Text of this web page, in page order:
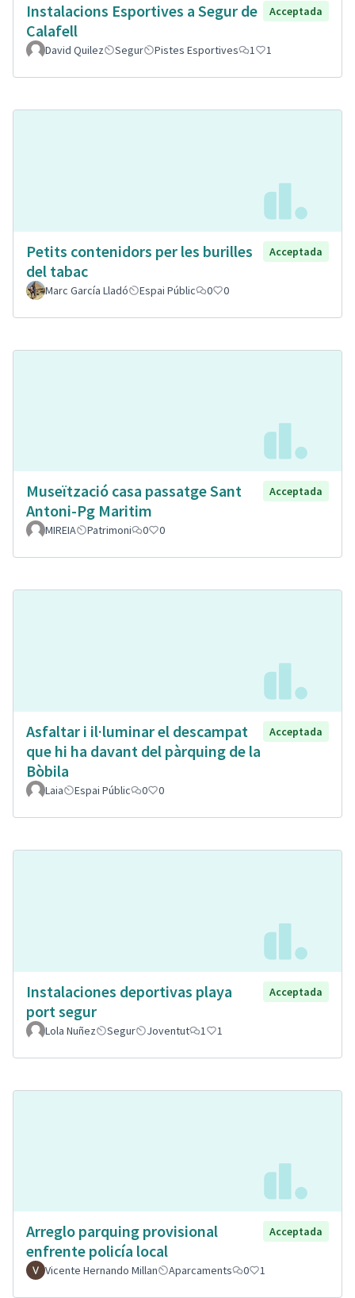
Instalacions Esportives a Segur de
Calafell
Acceptada
David Quilez Segur Pistes Esportives 1 1
Petits contenidors per les burilles
del tabac
Acceptada
Marc García Lladó Espai Públic 0 0
Museïtzació casa passatge Sant
Antoni-Pg Maritim
Acceptada
MIREIA Patrimoni 0 0
Asfaltar i il·luminar el descampat
que hi ha davant del pàrquing de la
Bòbila
Acceptada
Laia Espai Públic 0 0
Instalaciones deportivas playa
port segur
Acceptada
Lola Nuñez Segur Joventut 1 1
Arreglo parquing provisional
enfrente policía local
Acceptada
Vicente Hernando Millan Aparcaments 0 1